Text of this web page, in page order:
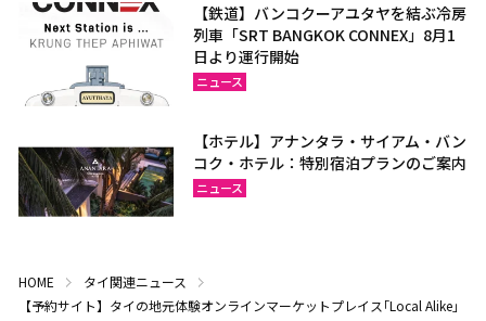
【鉄道】バンコクーアユタヤを結ぶ冷房
列車「SRT BANGKOK CONNEX」8月1
日より運行開始
ニュース
【ホテル】アナンタラ・サイアム・バン
コク・ホテル：特別宿泊プランのご案内
ニュース
HOME
タイ関連ニュース
【予約サイト】タイの地元体験オンラインマーケットプレイス｢Local Alike｣